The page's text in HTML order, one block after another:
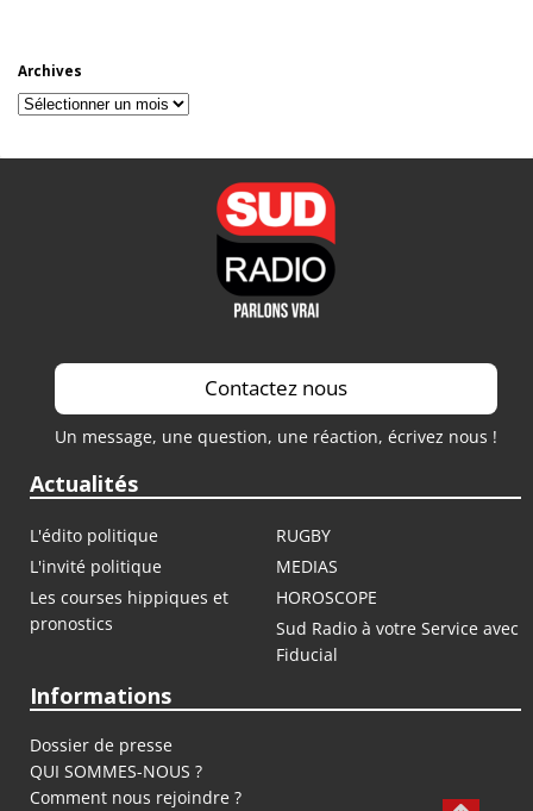
Archives
Archives
Contactez nous
Un message, une question, une réaction, écrivez nous !
Actualités
L'édito politique
RUGBY
L'invité politique
MEDIAS
Les courses hippiques et
pronostics
HOROSCOPE
Sud Radio à votre Service avec
Fiducial
Informations
Dossier de presse
QUI SOMMES-NOUS ?
Comment nous rejoindre ?